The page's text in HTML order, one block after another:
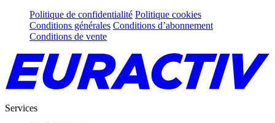
Politique de confidentialité Politique cookies
Conditions générales Conditions d’abonnement
Conditions de vente
Services